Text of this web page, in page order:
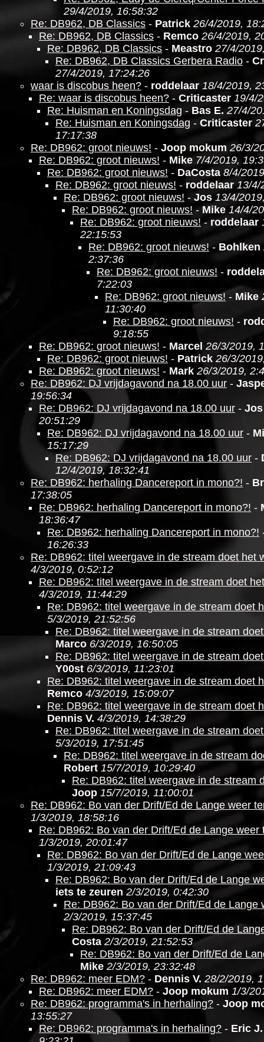
29/4/2019, 16:58:32
Re: DB962, DB Classics - Patrick 26/4/2019,
Re: DB962, DB Classics - Remco 26/4/2019,
Re: DB962, DB Classics - Meastro 27/4/
Re: DB962, DB Classics Gerbera Radio -
27/4/2019, 17:24:26
waar is discobus heen? - roddelaar 18/4/2019,
Re: waar is discobus heen? - Criticaster 19/4/
Re: Huisman en Koningsdag - Bas E. 27/4/
Re: Huisman en Koningsdag - Criticaster
17:17:38
Re: DB962: groot nieuws! - Joop mokum 26/3/
Re: DB962: groot nieuws! - Mike 7/4/2019,
Re: DB962: groot nieuws! - DaCosta 8/4/
Re: DB962: groot nieuws! - roddelaar 13/4/
Re: DB962: groot nieuws! - Jos 13/4/
Re: DB962: groot nieuws!- Mike 14/4/
Re: DB962: groot nieuws! - roddelaar
22:15:53
Re: DB962: groot nieuws! - Bohlken
2:37:36
Re: DB962: groot nieuws! -
7:22:03
Re: DB962: groot nieuws! - Mike
11:30:40
Re: DB962: groot nieuws! -
9:18:55
Re: DB962: groot nieuws! - Marcel 26/3/2019,
Re: DB962: groot nieuws! - Patrick 26/3/
Re: DB962: groot nieuws! - Mark 26/3/2019,
Re: DB962: DJ vrijdagavond na 18.00 uur -
19:56:34
Re: DB962: DJ vrijdagavond na 18.00 uur - Jos
20:51:29
Re: DB962: DJ vrijdagavond na 18.00 uur -
15:17:29
Re: DB962: DJ vrijdagavond na 18.00 uur -
12/4/2019, 18:32:41
Re: DB962: herhaling Dancereport in mono?! -
17:38:05
Re: DB962: herhaling Dancereport in mono?! -
18:36:47
Re: DB962: herhaling Dancereport in mono?!
16:26:33
Re: DB962: titel weergave in de stream doet het
4/3/2019, 0:52:12
Re: DB962: titel weergave in de stream doet
4/3/2019, 11:44:29
Re: DB962: titel weergave in de stream doet
5/3/2019, 21:52:56
Re: DB962: titel weergave in de stream
Marco 6/3/2019, 16:50:05
Re: DB962: titel weergave in de stream
Y00st 6/3/2019, 11:23:01
Re: DB962: titel weergave in de stream doet
Remco 4/3/2019, 15:09:07
Re: DB962: titel weergave in de stream doet
Dennis V. 4/3/2019, 14:38:29
Re: DB962: titel weergave in de stream
5/3/2019, 17:51:45
Re: DB962: titel weergave in de stream
Robert 15/7/2019, 10:29:40
Re: DB962: titel weergave in de stream
Joop 15/7/2019, 11:00:01
Re: DB962: Bo van der Drift/Ed de Lange weer
1/3/2019, 18:58:16
Re: DB962: Bo van der Drift/Ed de Lange weer
1/3/2019, 20:01:47
Re: DB962: Bo van der Drift/Ed de Lange
1/3/2019, 21:09:43
Re: DB962: Bo van der Drift/Ed de Lange
iets te zeuren 2/3/2019, 0:42:30
Re: DB962: Bo van der Drift/Ed de Lange
2/3/2019, 15:37:45
Re: DB962: Bo van der Drift/Ed de
Costa 2/3/2019, 21:52:53
Re: DB962: Bo van der Drift/Ed de
Mike 2/3/2019, 23:32:48
Re: DB962: meer EDM? - Dennis V. 28/2/2019,
Re: DB962: meer EDM? - Joop mokum 1/3/
Re: DB962: programma's in herhaling? - Joop
13:55:27
Re: DB962: programma's in herhaling? - Eric J.